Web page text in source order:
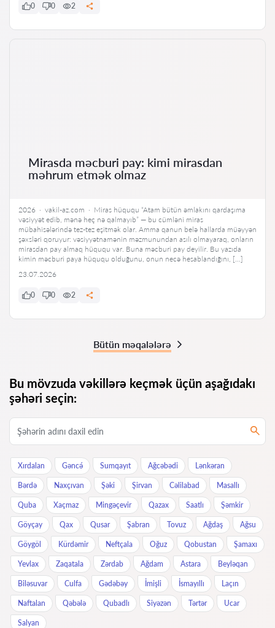
0 0 2
Mirasda məcburi pay: kimi mirasdan
məhrum etmək olmaz
2026 · vakil-az.com · Miras hüququ “Atam bütün əmlakını qardaşıma
vəsiyyət edib, mənə heç nə qalmayıb” — bu cümləni miras
mübahisələrində tez-tez eşitmək olar. Amma qanun belə hallarda müəyyən
şəxsləri qoruyur: vəsiyyətnamənin məzmunundan asılı olmayaraq, onların
mirasdan pay almaq hüququ var. Buna məcburi pay deyilir. Bu yazıda
kimin məcburi paya hüququ olduğunu, onun necə hesablandığını, […]
23.07.2026
0 0 2
Bütün məqalələrə
Bu mövzuda vəkillərə keçmək üçün aşağıdakı
şəhəri seçin:
Xırdalan Gəncə́ Sumqayıt Ağcəbədi Lənkəran
Bərdə Naxçıvan Şəki Şirvan Cəlilabad Masallı
Quba Xaçmaz Mingəçevir Qazax Saatlı Şəmkir
Göyçay Qax Qusar Şabran Tovuz Ağdaş Ağsu
Göygöl Kürdəmir Neftçala Oğuz Qobustan Şamaxı
Yevlax Zaqatala Zərdab Ağdam Astara Beyləqan
Biləsuvar Culfa Gədəbəy İmişli İsmayıllı Laçın
Naftalan Qəbələ Qubadlı Siyəzən Tərtər Ucar
Salyan